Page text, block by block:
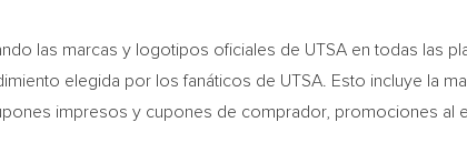
las marcas y logotipos oficiales de UTSA en todas las
elegida por los fanáticos de UTSA. Esto incluye la
impresos y cupones de comprador, promociones al